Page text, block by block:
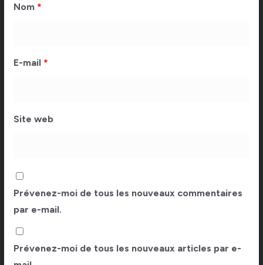
Nom *
E-mail *
Site web
Prévenez-moi de tous les nouveaux commentaires
par e-mail.
Prévenez-moi de tous les nouveaux articles par e-